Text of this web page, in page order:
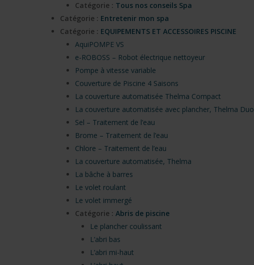
Catégorie : Tous nos conseils Spa
Catégorie : Entretenir mon spa
Catégorie : EQUIPEMENTS ET ACCESSOIRES PISCINE
AquiPOMPE VS
e-ROBOSS – Robot électrique nettoyeur
Pompe à vitesse variable
Couverture de Piscine 4 Saisons
La couverture automatisée Thelma Compact
La couverture automatisée avec plancher, Thelma Duo
Sel – Traitement de l’eau
Brome – Traitement de l’eau
Chlore – Traitement de l’eau
La couverture automatisée, Thelma
La bâche à barres
Le volet roulant
Le volet immergé
Catégorie : Abris de piscine
Le plancher coulissant
L’abri bas
L’abri mi-haut